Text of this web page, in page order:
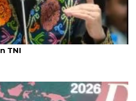
AI untuk anak
TNI